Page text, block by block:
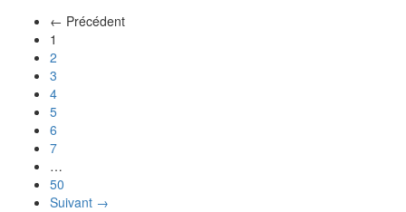
← Précédent
1
2
3
4
5
6
7
…
50
Suivant →